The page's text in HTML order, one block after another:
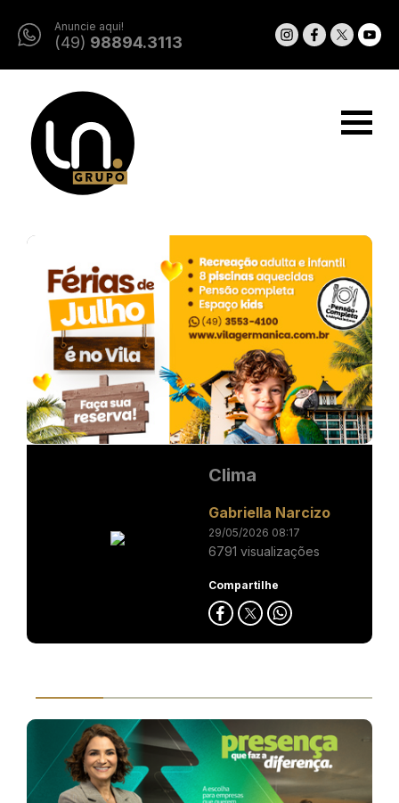
Anuncie aqui!
(49) 98894.3113
Clima
Gabriella Narcizo
29/05/2026 08:17
6791 visualizações
Compartilhe